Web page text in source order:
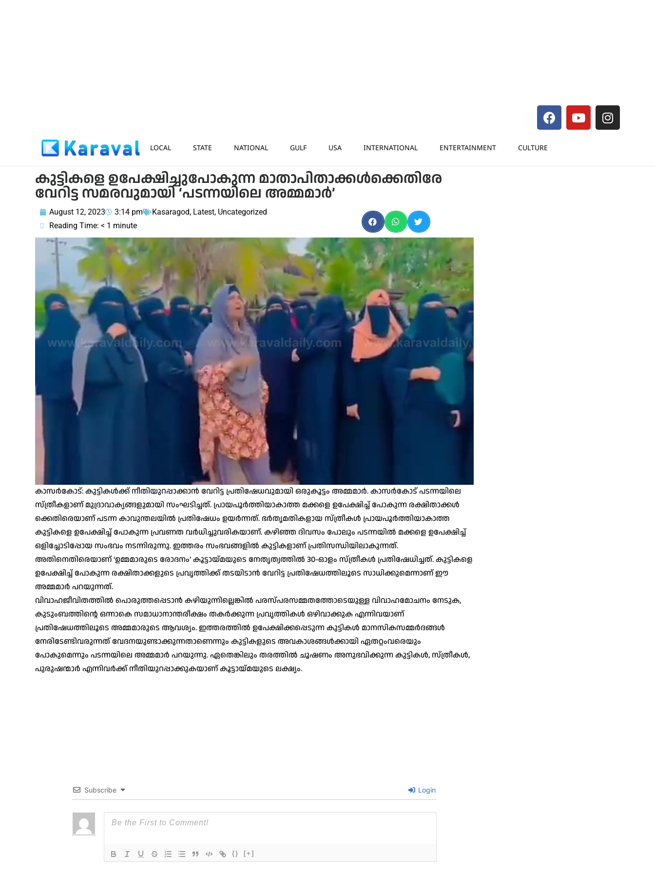
LOCAL STATE NATIONAL GULF USA INTERNATIONAL ENTERTAINMENT CULTURE
കുട്ടികളെ ഉപേക്ഷിച്ചുപോകുന്ന മാതാപിതാക്കള്‍ക്കെതിരേ
വേറിട്ട സമരവുമായി ‘പടന്നയിലെ അമ്മമാര്‍’
August 12, 2023 3:14 pm Kasaragod, Latest, Uncategorized
Reading Time: < 1 minute
കാസര്‍കോട്: കുട്ടികള്‍ക്ക് നീതിയുറപ്പാക്കാന്‍ വേറിട്ട പ്രതിഷേധവുമായി ഒരുകൂട്ടം അമ്മമാര്‍. കാസര്‍കോട് പടന്നയിലെ
സ്ത്രീകളാണ് മുദ്രാവാക്യങ്ങളുമായി സംഘടിച്ചത്. പ്രായപൂര്‍ത്തിയാകാത്ത മക്കളെ ഉപേക്ഷിച്ച് പോകുന്ന രക്ഷിതാക്കള്‍
ക്കെതിരെയാണ് പടന്ന കാവുന്തലയില്‍ പ്രതിഷേധം ഉയര്‍ന്നത്. ഭര്‍തൃമതികളായ സ്ത്രീകള്‍ പ്രായപൂര്‍ത്തിയാകാത്ത
കുട്ടികളെ ഉപേക്ഷിച്ച് പോകുന്ന പ്രവണത വര്‍ധിച്ചുവരികയാണ്. കഴിഞ്ഞ ദിവസം പോലും പടന്നയില്‍ മക്കളെ ഉപേക്ഷിച്ച്
ഒളിച്ചോടിപ്പോയ സംഭവം നടന്നിരുന്നു. ഇത്തരം സംഭവങ്ങളില്‍ കുട്ടികളാണ് പ്രതിസന്ധിയിലാകുന്നത്.
അതിനെതിരെയാണ് ‘ഉമ്മമാരുടെ രോദനം’ കൂട്ടായ്മയുടെ നേതൃത്വത്തില്‍ 30-ഓളം സ്ത്രീകള്‍ പ്രതിഷേധിച്ചത്. കുട്ടികളെ
ഉപേക്ഷിച്ച് പോകുന്ന രക്ഷിതാക്കളുടെ പ്രവൃത്തിക്ക് തടയിടാന്‍ വേറിട്ട പ്രതിഷേധത്തിലൂടെ സാധിക്കുമെന്നാണ് ഈ
അമ്മമാര്‍ പറയുന്നത്.
വിവാഹജീവിതത്തില്‍ പൊരുത്തപ്പെടാന്‍ കഴിയുന്നില്ലെങ്കില്‍ പരസ്പരസമ്മതത്തോടെയുള്ള വിവാഹമോചനം നേടുക,
കുടുംബത്തിന്റെ ഒന്നാകെ സമാധാനാന്തരീക്ഷം തകര്‍ക്കുന്ന പ്രവൃത്തികള്‍ ഒഴിവാക്കുക എന്നിവയാണ്
പ്രതിഷേധത്തിലൂടെ അമ്മമാരുടെ ആവശ്യം. ഇത്തരത്തില്‍ ഉപേക്ഷിക്കപ്പെടുന്ന കുട്ടികള്‍ മാനസികസമ്മര്‍ദങ്ങള്‍
നേരിടേണ്ടിവരുന്നത് വേദനയുണ്ടാക്കുന്നതാണെന്നും കുട്ടികളുടെ അവകാശങ്ങള്‍ക്കായി ഏതറ്റംവരെയും
പോകുമെന്നും പടന്നയിലെ അമ്മമാര്‍ പറയുന്നു. ഏതെങ്കിലും തരത്തില്‍ ചൂഷണം അനുഭവിക്കുന്ന കുട്ടികള്‍, സ്ത്രീകള്‍,
പുരുഷന്മാര്‍ എന്നിവര്‍ക്ക് നീതിയുറപ്പാക്കുകയാണ് കൂട്ടായ്മയുടെ ലക്ഷ്യം.
Subscribe Login
{} [+]